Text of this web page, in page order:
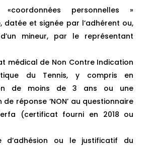
personnelles »
datée et signée par l’adhérent ou,
d’un mineur, par le représentant
médical de Non Contre Indication
du Tennis, y compris en
de moins de 3 ans ou une
réponse ‘NON’ au questionnaire
(certificat fourni en 2018 ou
d’adhésion ou le justificatif du